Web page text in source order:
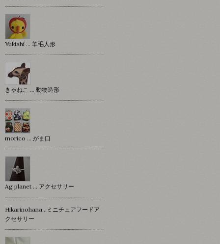
Yukiahi … 羊毛人形
きゃねこ … 動物造形
morico … がま口
Ag planet … アクセサリー
Hikarinohana…ミニチュアフードア
クセサリー